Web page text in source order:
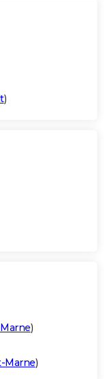
)
)
Marne)